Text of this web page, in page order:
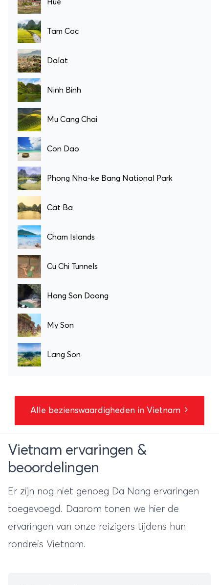
Hué
Tam Coc
Dalat
Ninh Binh
Mu Cang Chai
Con Dao
Phong Nha-ke Bang National Park
Cat Ba
Cham Islands
Cu Chi Tunnels
Hang Son Doong
My Son
Lang Son
Alle bezienswaardigheden in Vietnam
Vietnam ervaringen &
beoordelingen
Er zijn nog niet genoeg Da Nang ervaringen
toegevoegd. Daarom tonen we hier de
ervaringen van onze reizigers tijdens hun
rondreis Vietnam.